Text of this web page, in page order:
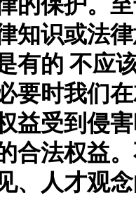
知识或法
有的 不应
要时我们
益受到侵
合法权益
、人才观